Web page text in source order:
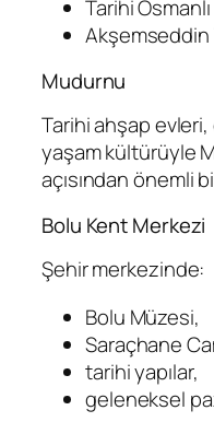
Tarihi
Akşemseddin
Mudurnu
Tarihi ahşap evleri,
yaşam kültürüyle
açısından önemli
Bolu Kent Merkezi
Şehir merkezinde:
Bolu Müzesi,
Saraçhane
tarihi yapılar,
geleneksel